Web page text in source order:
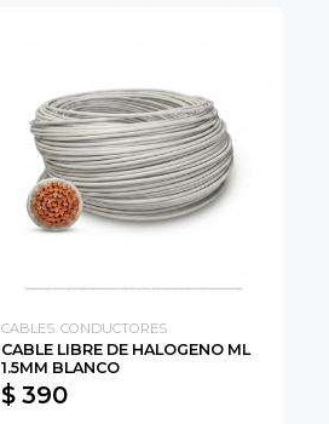
CABLES. CONDUCTORES
CABLE LIBRE DE HALOGENO ML
1.5MM BLANCO
$ 390